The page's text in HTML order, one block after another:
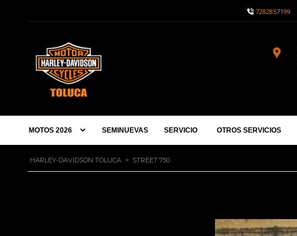
7282857199
MOTOS 2026 SEMINUEVAS SERVICIO OTROS SERVICIOS
HARLEY-DAVIDSON TOLUCA > STREET 750